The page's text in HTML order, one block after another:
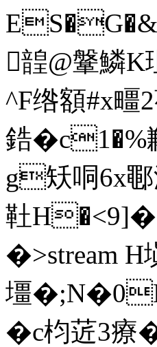
ES�G�&
韹@鞶鱗
^F绺額#x疅
鋯�c1�%
g矨哃6x
靯
�>stream
壃
�c枃菦3